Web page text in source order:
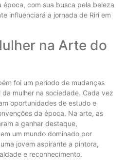
com sua busca pela beleza
influenciará a jornada de Riri em
na Arte do
foi um período de mudanças
mulher na sociedade. Cada vez
oportunidades de estudo e
da época. Na arte, as
a ganhar destaque,
um mundo dominado por
jovem aspirante a pintora,
e reconhecimento.